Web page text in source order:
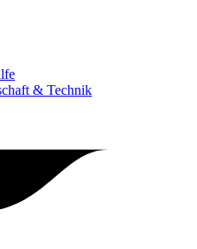
& Technik